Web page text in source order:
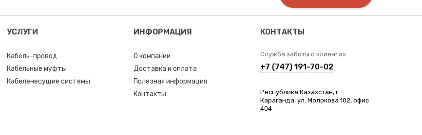
УСЛУГИ
Кабель-провод
Кабельные муфты
Кабеленесущие системы
ИНФОРМАЦИЯ
О компании
Доставка и оплата
Полезная информация
Контакты
КОНТАКТЫ
Служба заботы о клиентах
+7 (747) 191-70-02
Республика Казахстан, г.
Караганда, ул. Молокова 102, офис
404